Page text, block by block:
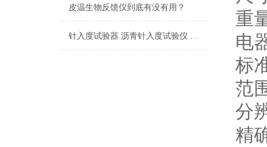
皮温生物反馈仪到底有没有用？
针入度试验器 沥青针入度试验仪 润滑脂（或石油脂）锥入度试验器
重
电
标
范
分
精